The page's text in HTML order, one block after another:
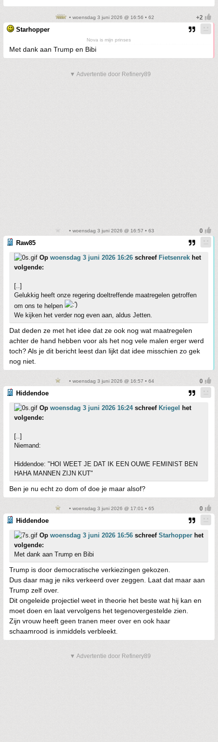
• woensdag 3 juni 2026 @ 16:56 • 62
Starhopper
Nova is mijn prinses
Met dank aan Trump en Bibi
▼ Advertentie door Refinery89
• woensdag 3 juni 2026 @ 16:57 • 63
Raw85
Op woensdag 3 juni 2026 16:26 schreef Fietsenrek het
volgende:
[..]
Gelukkig heeft onze regering doeltreffende maatregelen getroffen
om ons te helpen
We kijken het verder nog even aan, aldus Jetten.
Dat deden ze met het idee dat ze ook nog wat maatregelen
achter de hand hebben voor als het nog vele malen erger werd
toch? Als je dit bericht leest dan lijkt dat idee misschien zo gek
nog niet.
• woensdag 3 juni 2026 @ 16:57 • 64
Hiddendoe
Op woensdag 3 juni 2026 16:24schreef Kriegel
het
volgende:
[..]
Niemand:
Hiddendoe: "HOI WEET JE DAT IK EEN OUWE FEMINIST BEN
HAHA MANNEN ZIJN KUT"
Ben je nu echt zo dom of doe je maar alsof?
• woensdag 3 juni 2026 @ 17:01 • 65
Hiddendoe
Op woensdag 3 juni 2026 16:56 schreef Starhopper het
volgende:
Met dank aan Trump en Bibi
Trump is door democratische verkiezingen gekozen.
Dus daar mag je niks verkeerd over zeggen. Laat dat maar aan
Trump zelf over.
Dit ongeleide projectiel weet in theorie het beste wat hij kan en
moet doen en laat vervolgens het tegenovergestelde zien.
Zijn vrouw heeft geen tranen meer over en ook haar
schaamrood is inmiddels verbleekt.
▼ Advertentie door Refinery89